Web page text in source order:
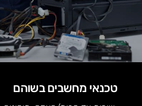
טכנאי מחשבים בשוהם